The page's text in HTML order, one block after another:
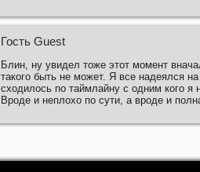
Гость Guest
Блин, ну увидел тоже этот момент
такого быть не может. Я все надеялся
сходилось по таймлайну с одним кого я
Вроде и неплохо по сути, а вроде и